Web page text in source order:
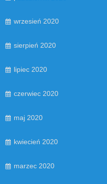
wrzesień 2020
sierpień 2020
lipiec 2020
czerwiec 2020
maj 2020
kwiecień 2020
marzec 2020